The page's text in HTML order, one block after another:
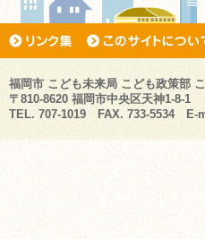
福岡市 こども未来局 こども政策部
〒810-8620 福岡市中央区天神1-8-1
TEL. 707-1019 FAX. 733-5534 E-